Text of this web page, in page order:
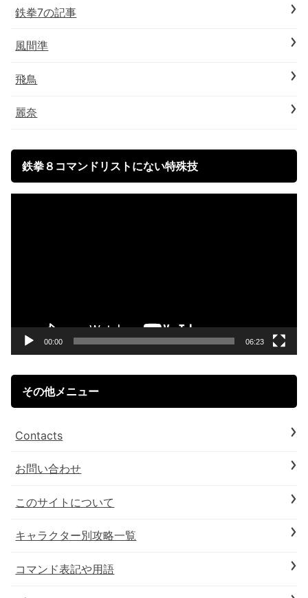
鉄拳7の記事
風間準
飛鳥
麗奈
鉄拳８コマンドリストにない特殊技
00:00 06:23
その他メニュー
Contacts
お問い合わせ
このサイトについて
キャラクター別攻略一覧
コマンド表記や用語